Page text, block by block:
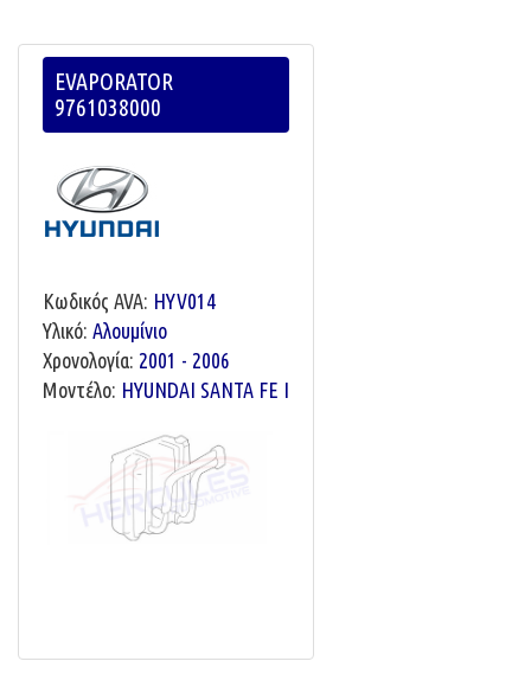
EVAPORATOR
9761038000
Κωδικός AVA: HYV014
Υλικό: Αλουμίνιο
Χρονολογία: 2001 - 2006
Μοντέλο: HYUNDAI SANTA FE I